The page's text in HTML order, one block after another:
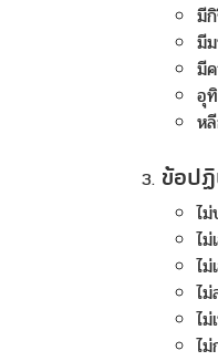
มี
มี
มี
อุ
ห
ข้อป
ไ
ไ
ไ
ไ
ไ
ไ